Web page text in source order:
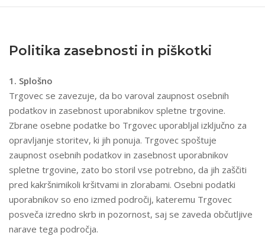
Politika zasebnosti in piškotki
1. Splošno
Trgovec se zavezuje, da bo varoval zaupnost osebnih
podatkov in zasebnost uporabnikov spletne trgovine.
Zbrane osebne podatke bo Trgovec uporabljal izključno za
opravljanje storitev, ki jih ponuja. Trgovec spoštuje
zaupnost osebnih podatkov in zasebnost uporabnikov
spletne trgovine, zato bo storil vse potrebno, da jih zaščiti
pred kakršnimikoli kršitvami in zlorabami. Osebni podatki
uporabnikov so eno izmed področij, kateremu Trgovec
posveča izredno skrb in pozornost, saj se zaveda občutljive
narave tega področja.